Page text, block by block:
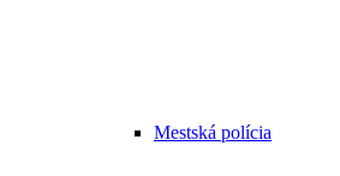
Mestská polícia